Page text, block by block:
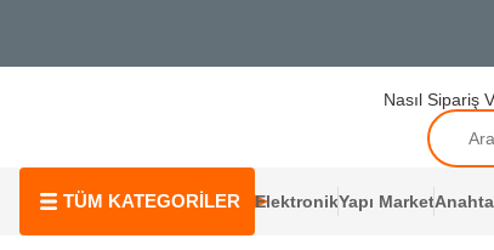
Nasıl Sipariş
TÜM KATEGORİLER ElektronikYapı Market